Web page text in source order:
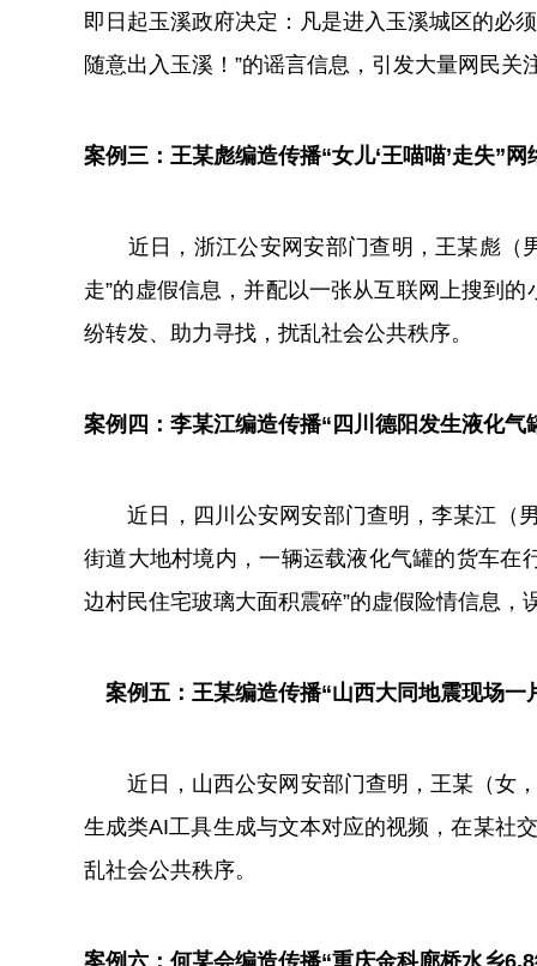
即日起玉溪政府决定：凡是进入玉溪城区的必
随意出入玉溪！”的谣言信息，引发大量网民
案例三：王某彪编造传播“女儿‘王喵喵’走失”网
近日，浙江公安网安部门查明，王某彪（男
走”的虚假信息，并配以一张从互联网上搜到
纷转发、助力寻找，扰乱社会公共秩序。
案例四：李某江编造传播“四川德阳发生液化气
近日，四川公安网安部门查明，李某江（男
街道大地村境内，一辆运载液化气罐的货车在
边村民住宅玻璃大面积震碎”的虚假险情信息
案例五：王某编造传播“山西大同地震现场一
近日，山西公安网安部门查明，王某（女，
生成类AI工具生成与文本对应的视频，在某社
乱社会公共秩序。
案例六：何某会编造传播“重庆金科廊桥水乡